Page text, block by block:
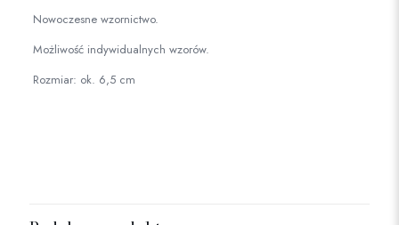
Nowoczesne wzornictwo.
Możliwość indywidualnych wzorów.
Rozmiar: ok. 6,5 cm